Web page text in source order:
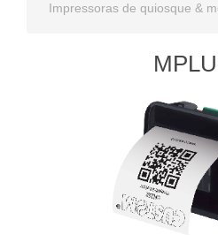
Impressoras de quiosque &